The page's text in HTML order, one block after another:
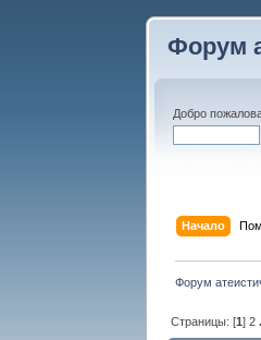
Форум
Добро
Начало
Форум
Страницы: [1] 2